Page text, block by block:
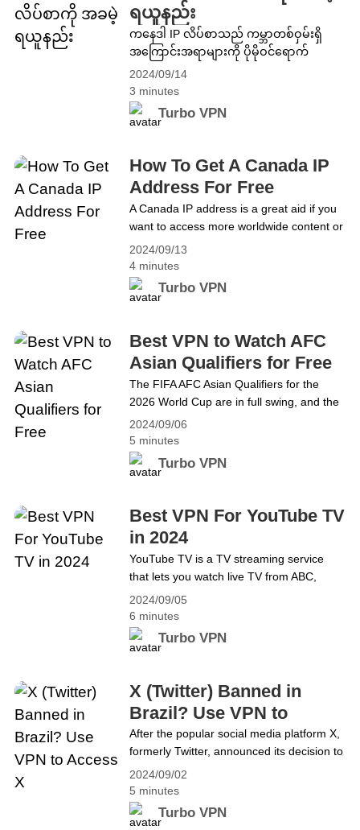
Get A Mexico IP Address For Free
2024/09/14
3 minutes
Turbo VPN
ရယူနည်း
ကနေဒါ IP လိပ်စာသည် ကမ္ဘာတစ်ဝှမ်းရှိ
အကြောင်းအရာများကို ပိုမိုဝင်ရောက်
ကြည့်ရှုလိုပါက သို့မဟုတ် သင်၏ အွန်လိုင်း
လုံခြုံရေးအဆင့်ကို အဆင့်မြှင့်လိုပါက
ကြီးမားသောအကူအညီတစ်ခုဖြစ်သည်။
အခမဲ့ Canadian IP လိပ်စာတစ်ခုပိုင်ဆိုင်
Canadian အကြောင်းအရာများကို ဝင်ရောက်
ကြည့်ရှုနိုင်ရုံသာမက သင်၏ မူရင်း IP ကို ​​
ဖုံးကွယ်ကာ သင့်တည်နေရာအစစ်အမှန်ကို
ဖုံးကွယ်ထားနိုင်သည်။ အောက်တွင်ဖော်ပြ
ထားသော အခမဲ့ Canadian IP ကို ​​သင်
မည်သို့ရနိုင်သည်ကို လေ့လာကြည့်ကြပါစို့။
ကနေဒါ IP လိပ်စာကို ဘယ်လိုရနိုင်မလဲ။
Canada အတွက် VPN ကိုအသုံးပြုခြင်းသည်
Canadian IP လိပ်စာကို လွယ်ကူစွာရရန် သင့်
သင်ပြုလုပ်နိုင်ပုံမှာ အောက်ပါအတိုင်း
ကို ဒေါင်းလုဒ်လုပ်ပါ- Desktop&hellip;
Continue reading Canada IP လိပ်စာကို
အခမဲ့ရယူနည်း
2024/09/13
4 minutes
Turbo VPN
How To Get A Canada IP
Address For Free
A Canada IP address is a great aid if you
want to access more worldwide content or
upgrade your online security level.
Owning a free Canadian IP address not
only helps you access Canadian content
when you&#8217;re abroad but can also
location. Let&#8217;s find out how you
can&hellip; Continue reading How To Get
A Canada IP Address For Free
2024/09/06
5 minutes
Turbo VPN
Best VPN to Watch AFC
Asian Qualifiers for Free
The FIFA AFC Asian Qualifiers for the
2026 World Cup are in full swing, and the
third round is in progress, with football
fans around the world gearing up to cheer
on their nations. However, depending on
your location, catching the live action of
tricky. Geographical limitations and&hellip;
Continue reading Best VPN to Watch AFC
Asian Qualifiers for Free
2024/09/05
6 minutes
Turbo VPN
Best VPN For YouTube TV
in 2024
YouTube TV is a TV streaming service
that lets you watch live TV from ABC,
CBS, FOX, NBC, and popular cable
networks. You can enjoy live sports and
can&#8217;t miss shows the moment they
air. Moreover, YouTubeTV allows you to
storage space limits, and stream
wherever you go. This&hellip; Continue
reading Best VPN For YouTube TV in
2024
2024/09/02
5 minutes
Turbo VPN
X (Twitter) Banned in
Brazil? Use VPN to
Access X
After the popular social media platform X,
formerly Twitter, announced its decision to
close its office in Brazil on August 20th,
the drama between X and the Brazilian
government has finally come to an end.
On August 30th, the Supreme Court of